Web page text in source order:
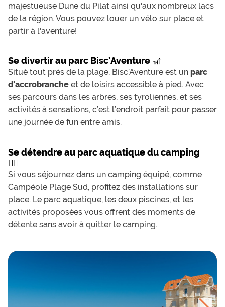
majestueuse Dune du Pilat ainsi qu'aux nombreux lacs
de la région. Vous pouvez louer un vélo sur place et
partir à l'aventure!
Se divertir au parc Bisc’Aventure 🎢
Situé tout près de la plage, Bisc’Aventure est un parc
d'accrobranche et de loisirs accessible à pied. Avec
ses parcours dans les arbres, ses tyroliennes, et ses
activités à sensations, c’est l’endroit parfait pour passer
une journée de fun entre amis.
Se détendre au parc aquatique du camping
🏊‍♂️
Si vous séjournez dans un camping équipé, comme
Campéole Plage Sud, profitez des installations sur
place. Le parc aquatique, les deux piscines, et les
activités proposées vous offrent des moments de
détente sans avoir à quitter le camping.